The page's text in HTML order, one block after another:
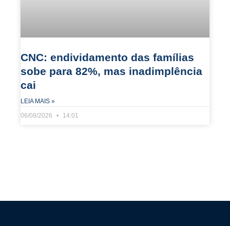
CNC: endividamento das famílias
sobe para 82%, mas inadimplência
cai
LEIA MAIS »
06/08/2026
14:01